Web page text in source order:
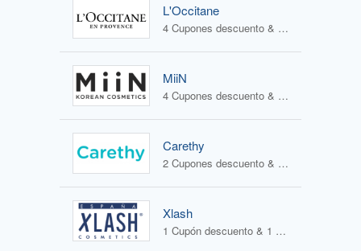
L'Occitane
4 Cupones descuento & 2 Ofertas
MiiN
4 Cupones descuento & 3 Ofertas
Carethy
2 Cupones descuento & 1 Oferta
Xlash
1 Cupón descuento & 1 Oferta